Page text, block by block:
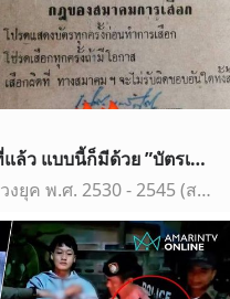
ถึงกับอึ้ง!! ย้อนไปประมาณ 50 ปีที่แล้ว แบบนี้ก็มีด้วย ”บัตรเสือก”
บัตรเสือก คือของเล่นเด็กเกรียนช่วงยุค พ.ศ. 2530 - 2545 (สมัยนั้นคำว่าเกรียนยังมิได้ถูกบัญญัติแต่อย่างได้) สนนราคา 10 บาท ซึ่งในสมัยนั้นเงิน 10 บาทซื้ออาห…